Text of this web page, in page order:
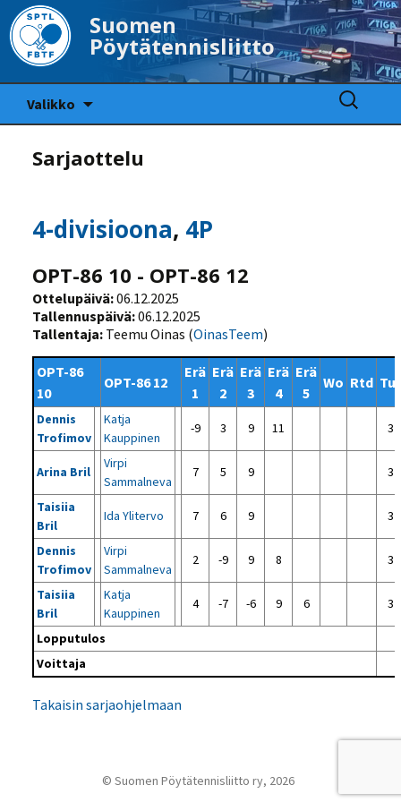
Suomen
Pöytätennisliitto
Valikko
Haku:
Sarjaottelu
4-divisioona, 4P
OPT-86 10 - OPT-86 12
Ottelupäivä:06.12.2025
Tallennuspäivä:06.12.2025
Tallentaja: Teemu Oinas (OinasTeem)
OPT-86
10
OPT-86 12
Erä
1
Erä
2
Erä
3
Erä
4
Erä
5
Wo Rtd
Dennis
Trofimov
Katja
Kauppinen
-9 3 9 11 3
Arina Bril
Virpi
Sammalneva
7 5 9 3
Taisiia
Bril
Ida Ylitervo 7 6 9 3
Dennis
Trofimov
Virpi
Sammalneva
2 -9 9 8 3
Taisiia
Bril
Katja
Kauppinen
4 -7 -6 9 6 3
Lopputulos
Voittaja
Takaisin sarjaohjelmaan
© Suomen Pöytätennisliitto ry, 2026